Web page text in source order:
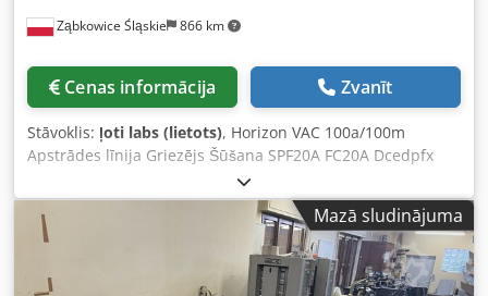
Ząbkowice Śląskie 866 km
Cenas informācija Zvanīt
Stāvoklis: ļoti labs (lietots), Horizon VAC 100a/100m
Apstrādes līnija Griezējs Šūšana SPF20A FC20A Dcedpfx
Mazā sludinājuma